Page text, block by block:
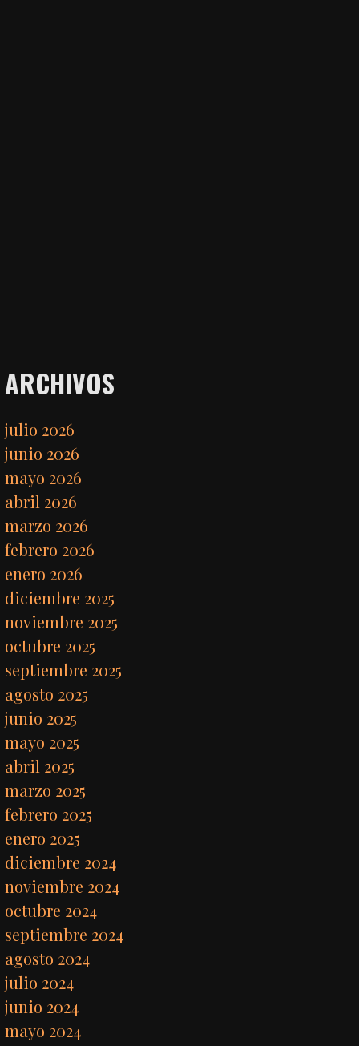
ARCHIVOS
julio 2026
junio 2026
mayo 2026
abril 2026
marzo 2026
febrero 2026
enero 2026
diciembre 2025
noviembre 2025
octubre 2025
septiembre 2025
agosto 2025
junio 2025
mayo 2025
abril 2025
marzo 2025
febrero 2025
enero 2025
diciembre 2024
noviembre 2024
octubre 2024
septiembre 2024
agosto 2024
julio 2024
junio 2024
mayo 2024